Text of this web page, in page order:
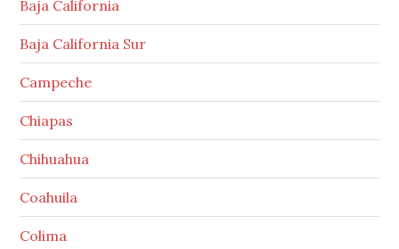
Baja California
Baja California Sur
Campeche
Chiapas
Chihuahua
Coahuila
Colima